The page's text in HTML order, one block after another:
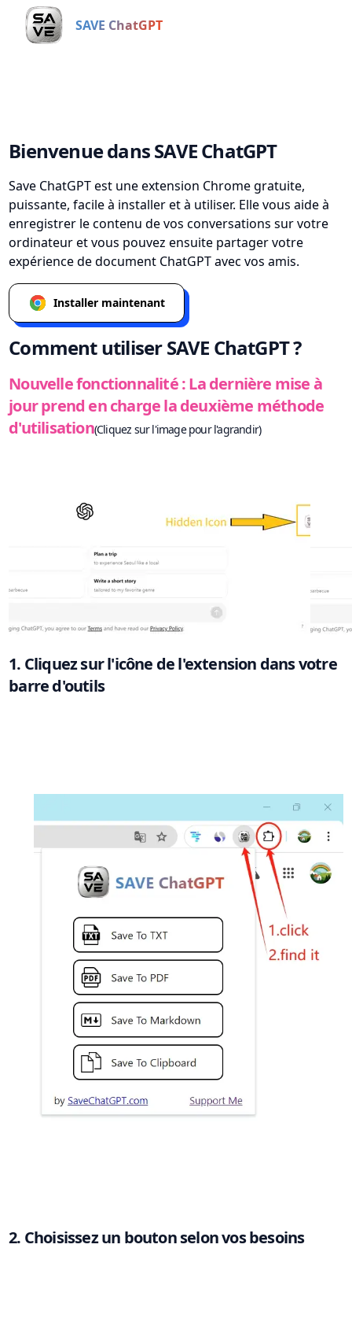
SAVE ChatGPT
Bienvenue dans SAVE ChatGPT
Save ChatGPT est une extension Chrome gratuite,
puissante, facile à installer et à utiliser. Elle vous aide à
enregistrer le contenu de vos conversations sur votre
ordinateur et vous pouvez ensuite partager votre
expérience de document ChatGPT avec vos amis.
Installer maintenant
Comment utiliser SAVE ChatGPT ?
Nouvelle fonctionnalité : La dernière mise à
jour prend en charge la deuxième méthode
d'utilisation(Cliquez sur l'image pour l'agrandir)
1. Cliquez sur l'icône de l'extension dans votre
barre d'outils
2. Choisissez un bouton selon vos besoins